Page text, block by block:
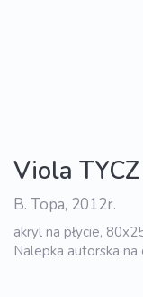
Viola TYCZ
B. Topa, 2012r.
akryl na płycie,
Nalepka autorska